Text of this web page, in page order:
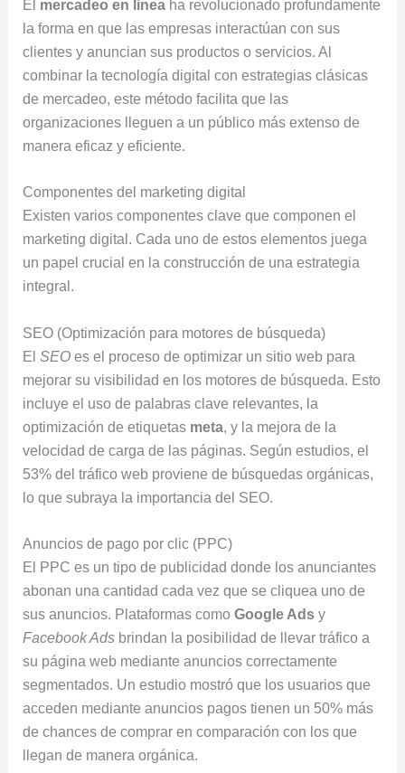
El mercadeo en líneaha revolucionado profundamente
la forma en que las empresas interactúan con sus
clientes y anuncian sus productos o servicios. Al
combinar la tecnología digital con estrategias clásicas
de mercadeo, este método facilita que las
organizaciones lleguen a un público más extenso de
manera eficaz y eficiente.
Componentes del marketing digital
Existen varios componentes clave que componen el
marketing digital. Cada uno de estos elementos juega
un papel crucial en la construcción de una estrategia
integral.
SEO (Optimización para motores de búsqueda)
El SEOes el proceso de optimizar un sitio web para
mejorar su visibilidad en los motores de búsqueda. Esto
incluye el uso de palabras clave relevantes, la
optimización de etiquetas meta, y la mejora de la
velocidad de carga de las páginas. Según estudios, el
53% del tráfico web proviene de búsquedas orgánicas,
lo que subraya la importancia del SEO.
Anuncios de pago por clic (PPC)
El PPC es un tipo de publicidad donde los anunciantes
abonan una cantidad cada vez que se cliquea uno de
sus anuncios. Plataformas como Google Adsy
Facebook Adsbrindan la posibilidad de llevar tráfico a
su página web mediante anuncios correctamente
segmentados. Un estudio mostró que los usuarios que
acceden mediante anuncios pagos tienen un 50% más
de chances de comprar en comparación con los que
llegan de manera orgánica.